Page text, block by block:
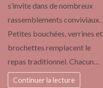
s’invite dans de nombreux
rassemblements conviviaux.
Petites bouchées, verrines et
brochettes remplacent le
repas traditionnel. Chacun…
Continuer la lecture